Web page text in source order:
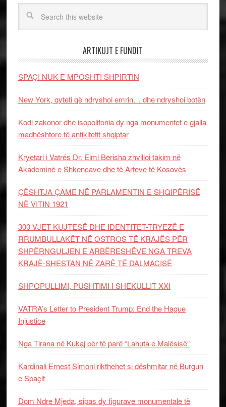
ARTIKUJT E FUNDIT
SPAÇI NUK E MPOSHTI SHPIRTIN
New York, qyteti që ndryshoi emrin… dhe ndryshoi botën
Kodi zakonor dhe isopolifonia dy nga monumentet e gjalla
madhështore të antikitetit shqiptar
Kryetari i Vatrës Dr. Elmi Berisha zhvilloi takim në
Akademinë e Shkencave dhe të Arteve të Kosovës
ÇËSHTJA ÇAME NË PARLAMENTIN E SHQIPËRISË
NË VITIN 1921
300 VJET KUJTESË DHE IDENTITET-TRYEZË E
RRUMBULLAKËT NË OSTROS TË KRAJËS PËR
SHPËRNGULJEN E ARBËRESHËVE NGA TREVA
KRAJË-SHESTAN NË ZARË TË DALMACISË
SHPOPULLIMI, PUSHTIMI I SHEKULLIT XXI
VATRA’s Letter to President Trump: End the Hague
Injustice
Nga Tirana në Kukaj për të parë “Lahuta e Malësisë”
Kardinali Ernest Simoni rikthehet si dëshmitar në Burgun
e Spaçit
Dom Ndre Mjeda, sipas dy figurave monumentale të